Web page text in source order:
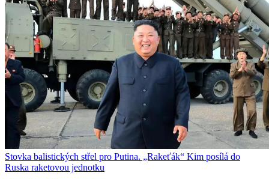
Stovka balistických střel pro Putina. „Rakeťák“ Kim posílá do
Ruska raketovou jednotku